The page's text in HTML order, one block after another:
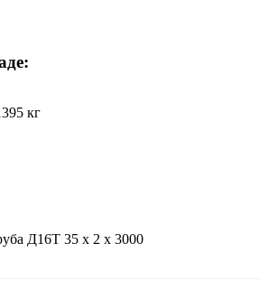
кг
Д16Т 35 х 2 х 3000